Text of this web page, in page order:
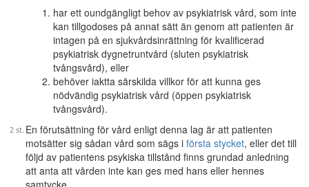
har ett oundgängligt behov av psykiatrisk vård, som inte
kan tillgodoses på annat sätt än genom att patienten är
intagen på en sjukvårdsinrättning för kvalificerad
psykiatrisk dygnetruntvård (sluten psykiatrisk
tvångsvård), eller
behöver iaktta särskilda villkor för att kunna ges
nödvändig psykiatrisk vård (öppen psykiatrisk
tvångsvård).
En förutsättning för vård enligt denna lag är att patienten
motsätter sig sådan vård som sägs i första stycket, eller det till
följd av patientens psykiska tillstånd finns grundad anledning
att anta att vården inte kan ges med hans eller hennes